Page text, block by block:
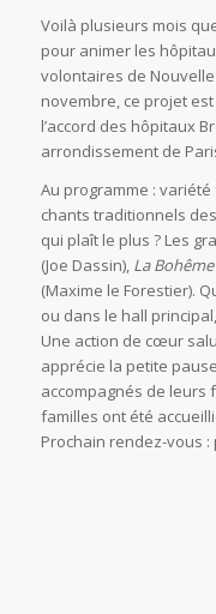
Voilà plusieurs mois
pour animer les
volontaires de
novembre, ce projet
l’accord des hôpitaux
arrondissement de
Au programme :
chants traditionnels
qui plaît le plus ? Les
(Joe Dassin), La Bohême
(Maxime le Forestier).
ou dans le hall
Une action de cœur
apprécie la petite
accompagnés de leurs
familles ont été
Prochain rendez-vous